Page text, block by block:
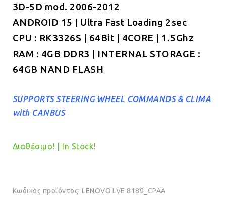
€399.00.είναι:
€379.00.
3D-5D mod. 2006-2012
ANDROID 15 | Ultra Fast Loading 2sec
CPU : RK3326S | 64Bit | 4CORE | 1.5Ghz
RAM : 4GB DDR3 | INTERNAL STORAGE :
64GB NAND FLASH
SUPPORTS STEERING WHEEL COMMANDS & CLIMA
with CANBUS
Διαθέσιμο! | In Stock!
Κωδικός προϊόντος:LENOVO LVE 8189_CPAA